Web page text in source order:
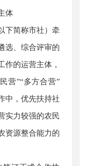
体
简称市社）牵
选、综合评审的
作的运营主体，
营”“多方合营”
中，优先扶持社
实力较强的农民
资源整合能力的